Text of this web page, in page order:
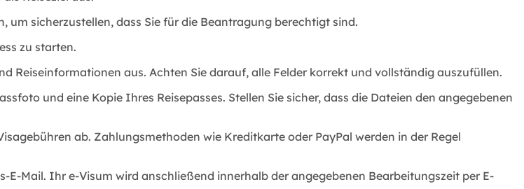
sicherzustellen, dass Sie für die Beantragung berechtigt sind.
zu starten.
Reiseinformationen aus. Achten Sie darauf, alle Felder korrekt und vollständig auszufüllen.
und eine Kopie Ihres Reisepasses. Stellen Sie sicher, dass die Dateien den angegebenen
ab. Zahlungsmethoden wie Kreditkarte oder PayPal werden in der Regel
Mail. Ihr e-Visum wird anschließend innerhalb der angegebenen Bearbeitungszeit per E-